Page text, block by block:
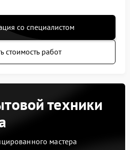
со специалистом
стоимость работ
техники
мастера